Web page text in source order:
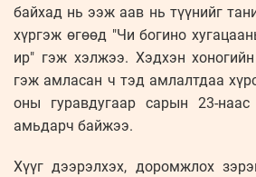
байхад нь ээж аав нь түүнийг
хүргэж өгөөд "Чи богино
ир" гэж хэлжээ. Хэдхэн
гэж амласан ч тэд амлалтдаа
оны гуравдугаар сарын 23-
амьдарч байжээ.
Хүүг дээрэлхэх, доромжлох